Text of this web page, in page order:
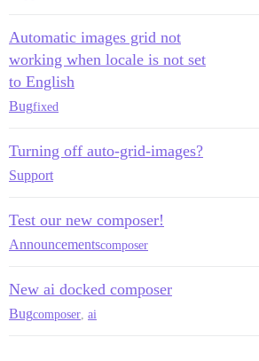
Automatic images grid not
working when locale is not set
to English
Bugfixed
Turning off auto-grid-images?
Support
Test our new composer!
Announcementscomposer
New ai docked composer
Bugcomposer ai